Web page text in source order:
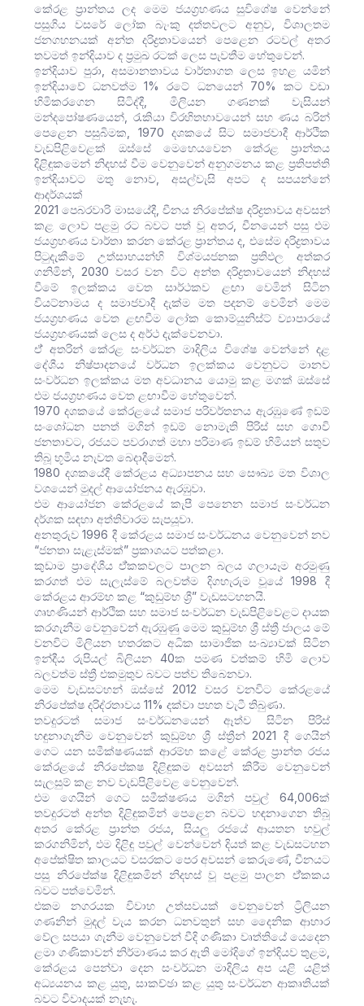
කේරළ ප්‍රාන්තය ලද මෙම ජයග්‍රහණය සුවිශේෂ වෙන්නේ
පසුගිය වසරේ ලෝක බැංකු දත්තවලට අනුව, විශාලතම
ජනගහනයක් අන්ත දරිද්‍රතාවයෙන් පෙළෙන රටවල් අතර
තවමත් ඉන්දියාව ද ප්‍රමුඛ රටක් ලෙස පැවතීම හේතුවෙන්.
ඉන්දියාව පුරා, අසමානතාවය වාර්තාගත ලෙස ඉහළ යමින්
ඉන්දියාවේ ධනවත්ම 1% රටේ ධනයෙන් 70% කට වඩා
හිමිකරගෙන සිටිද්දී, මිලියන ගණනක් වැසියන්
මන්දපෝෂණයෙන්, රැකියා විරහිතභාවයෙන් සහ ණය බරින්
පෙළෙන පසුබිමක, 1970 දශකයේ සිට සමාජවාදී ආර්ථික
වැඩපිළිවෙළක් ඔස්සේ මෙහෙයවෙන කේරළ ප්‍රාන්තය
දිළිඳුකමෙන් නිදහස් වීම වෙනුවෙන් අනුගමනය කළ ප්‍රතිපත්ති
ඉන්දියාවට මතු නොව, අසල්වැසි අපට ද සපයන්නේ
ආදර්ශයක්
2021 පෙබරවාරි මාසයේදී, චීනය නිරපේක්ෂ දරිද්‍රතාවය අවසන්
කළ ලොව පළමු රට බවට පත් වූ අතර, චීනයෙන් පසු එම
ජයග්‍රහණය වාර්තා කරන කේරළ ප්‍රාන්තය ද, එසේම දරිද්‍රතාවය
පිටුදැකීමේ උත්සාහයන්හි විශ්මයජනක ප්‍රතිඵල අත්කර
ගනිමින්, 2030 වසර වන විට අන්ත දරිද්‍රතාවයෙන් නිදහස්
වීමේ ඉලක්කය වෙත සාර්ථකව ළඟා වෙමින් සිටින
වියට්නාමය ද සමාජවාදී දැක්ම මත පදනම් වෙමින් මෙම
ජයග්‍රහණය වෙත ළඟවීම ලෝක කොම්යුනිස්ට් ව්‍යාපාරයේ
ජයග්‍රහණයක් ලෙස ද අර්ථ දැක්වෙනවා.
ඒ් අතරින් කේරළ සංවර්ධන මාදිලිය විශේෂ වෙන්නේ දළ
දේශීය නිෂ්පාදනයේ වර්ධන ඉලක්කය වෙනුවට මානව
සංවර්ධන ඉලක්කය මත අවධානය යොමු කළ මගක් ඔස්සේ
එම ජයග්‍රහණය වෙත ළඟාවීම හේතුවෙන්.
1970 දශකයේ කේරළයේ සමාජ පරිවර්තනය ඇරඹුණේ ඉඩම්
සංශෝධන පනත් මගින් ඉඩම් නොමැති පිරිස් සහ ගොවි
ජනතාවට, රජයට පවරාගත් මහා පරිමාණ ඉඩම් හිමියන් සතුව
තිබූ භූමිය නැවත බෙදාදීමෙන්.
1980 දශකයේදී කේරළය අධ්‍යාපනය සහ සෞඛ්‍ය මත විශාල
වශයෙන් මුදල් ආයෝජනය ඇරඹුවා.
එම ආයෝජන කේරළයේ කැපී පෙනෙන සමාජ සංවර්ධන
දර්ශක සඳහා අත්තිවාරම සැපයූවා.
අනතුරුව 1996 දී කේරළය සමාජ සංවර්ධනය වෙනුවෙන් නව
“ජනතා සැළැස්මක්” ප්‍රකාශයට පත්කළා.
කුඩාම ප්‍රාදේශීය ඒ්කකවලට පාලන බලය ගලායෑම අරමුණු
කරගත් එම සැලැස්මේ බලවත්ම දිගහැරුම වූයේ 1998 දී
කේරළය ආරම්භ කළ “කුඩුම්භ ශ්‍රී” වැඩසටහනයි.
ගෘහණියන් ආර්ථික සහ සමාජ සංවර්ධන වැඩපිළිවෙළට දායක
කරගැනීම වෙනුවෙන් ඇරඹුණු මෙම කුඩුම්භ ශ්‍රී ස්ත්‍රී ජාලය මේ
වනවිට මිලියන හතරකට අධික සාමාජික සංඛ්‍යාවක් සිටින
ඉන්දීය රුපියල් බිලියන 40ක පමණ වත්කම් හිමි ලොව
බලවත්ම ස්ත්‍රී එකමුතුව බවට පත්ව තිබෙනවා.
මෙම වැඩසටහන් ඔස්සේ 2012 වසර වනවිට කේරළයේ
නිරපේක්ෂ දරිද්රතාවය 11% දක්වා පහත වැටී තිබුණා.
තවදුරටත් සමාජ සංවර්ධනයෙන් ඈත්ව සිටින පිරිස්
හඳුනාගැනීම වෙනුවෙන් කුඩුම්භ ශ්‍රී ස්ත්‍රීන් 2021 දී ගෙයින්
ගෙට යන සමීක්ෂණයක් ආරම්භ කළේ කේරළ ප්‍රාන්ත රජය
කේරළයේ නිරපේකෂ දිළිඳුකම අවසන් කිරීම වෙනුවෙන්
සැලසුම් කළ නව වැඩපිළිවෙළ වෙනුවෙන්.
එම ගෙයින් ගෙට සමීක්ෂණය මගින් පවුල් 64,006ක්
තවදුරටත් අන්ත දිළිඳුකමින් පෙළෙන බවට හඳනාගෙන තිබූ
අතර කේරළ ප්‍රාන්ත රජය, සියලු රජයේ ආයතන හවුල්
කරගනිමින්, එම දිළිඳු පවුල් වෙන්වෙන් දියත් කළ වැඩසටහන
අපේක්ෂිත කාලයට වසරකට පෙර අවසන් කෙරුණේ, චීනයට
පසු නිරපේක්ෂ දිළිඳුකමින් නිදහස් වූ පළමු පාලන ඒ්කකය
බවට පත්වෙමින්.
එකම නගරයක විවාහ උත්සවයක් වෙනුවෙන් ට්‍රිලියන
ගණනින් මුදල් වැය කරන ධනවතුන් සහ දෛනික ආහාර
වේල සපයා ගැනීම වෙනුවෙන් වීදි ගණිකා වෘත්තියේ යෙදෙන
ළමා ගණිකාවන් නිර්මාණය කර ඇති මෝදිගේ ඉන්දියව තුළම,
කේරළය පෙන්වා දෙන සංවර්ධන මාදිලිය අප යළි යළිත්
අධ්‍යයනය කළ යුතු, සාකච්ඡා කළ යුතු සංවර්ධන ආකෘතියක්
බවට විවාදයක් නැහැ.